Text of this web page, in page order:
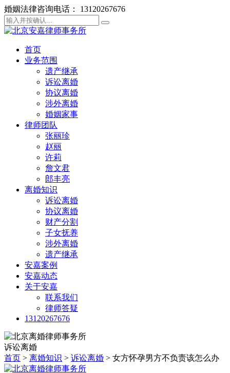
婚姻法律咨询电话： 13120267676
首页
业务范围
遗产继承
诉讼离婚
协议离婚
涉外离婚
婚姻家事
律师团队
张丽珍
赵丽
许莉
詹文君
郎丰亮
离婚知识
诉讼离婚
协议离婚
财产分割
子女抚养
涉外离婚
遗产继承
安嘉案例
安嘉动态
关于安嘉
联系我们
律师答疑
13120267676
诉讼离婚
首页 > 离婚知识 > 诉讼离婚 > 女方怀孕男方不负责该怎么办